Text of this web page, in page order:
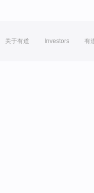
关于有道 Investors 有